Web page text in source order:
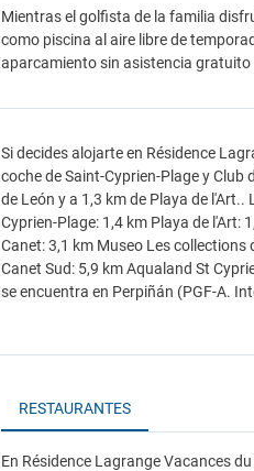
Mientras el golfista de la familia
como piscina al aire libre de
aparcamiento sin asistencia gratuito
Si decides alojarte en Résidence
coche de Saint-Cyprien-Plage y Club
de León y a 1,3 km de Playa de
Cyprien-Plage: 1,4 km Playa de l'Art:
Canet: 3,1 km Museo Les collections
Canet Sud: 5,9 km Aqualand St
se encuentra en Perpiñán (PGF-A.
RESTAURANTES
En Résidence Lagrange Vacances